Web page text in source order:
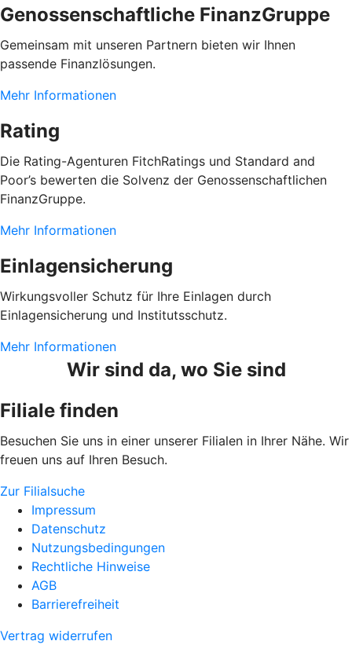
Genossenschaftliche FinanzGruppe
Gemeinsam mit unseren Partnern bieten wir Ihnen
passende Finanzlösungen.
Mehr Informationen
Rating
Die Rating-Agenturen FitchRatings und Standard and
Poor’s bewerten die Solvenz der Genossenschaftlichen
FinanzGruppe.
Mehr Informationen
Einlagensicherung
Wirkungsvoller Schutz für Ihre Einlagen durch
Einlagensicherung und Institutsschutz.
Mehr Informationen
Wir sind da, wo Sie sind
Filiale finden
Besuchen Sie uns in einer unserer Filialen in Ihrer Nähe. Wir
freuen uns auf Ihren Besuch.
Zur Filialsuche
Impressum
Datenschutz
Nutzungsbedingungen
Rechtliche Hinweise
AGB
Barrierefreiheit
Vertrag widerrufen